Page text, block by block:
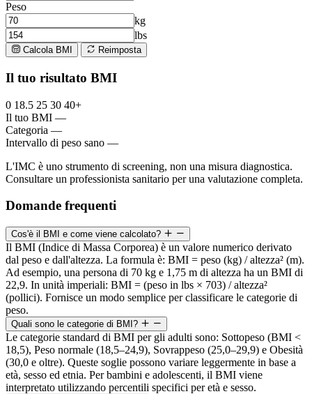
Peso
kg
lbs
Calcola BMI Reimposta
Il tuo risultato BMI
0 18.5 25 30 40+
Il tuo BMI —
Categoria —
Intervallo di peso sano —
L'IMC è uno strumento di screening, non una misura diagnostica.
Consultare un professionista sanitario per una valutazione completa.
Domande frequenti
Cos'è il BMI e come viene calcolato?
Il BMI (Indice di Massa Corporea) è un valore numerico derivato
dal peso e dall'altezza. La formula è: BMI = peso (kg) / altezza² (m).
Ad esempio, una persona di 70 kg e 1,75 m di altezza ha un BMI di
22,9. In unità imperiali: BMI = (peso in lbs × 703) / altezza²
(pollici). Fornisce un modo semplice per classificare le categorie di
peso.
Quali sono le categorie di BMI?
Le categorie standard di BMI per gli adulti sono: Sottopeso (BMI <
18,5), Peso normale (18,5–24,9), Sovrappeso (25,0–29,9) e Obesità
(30,0 e oltre). Queste soglie possono variare leggermente in base a
età, sesso ed etnia. Per bambini e adolescenti, il BMI viene
interpretato utilizzando percentili specifici per età e sesso.